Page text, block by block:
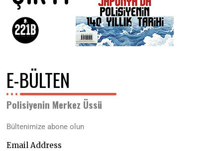
E-BÜLTEN
Polisiyenin Merkez Üssü
Bültenimize abone olun
Email Address